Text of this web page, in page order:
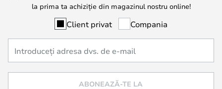
la prima ta achiziție din magazinul nostru online!
Client privat Compania
ABONEAZĂ-TE LA